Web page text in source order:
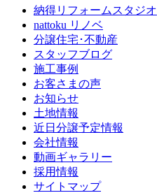
納得リフォームスタジオ
nattoku リノベ
分譲住宅･不動産
スタッフブログ
施工事例
お客さまの声
お知らせ
土地情報
近日分譲予定情報
会社情報
動画ギャラリー
採用情報
サイトマップ